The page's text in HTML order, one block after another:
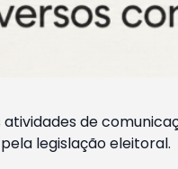
atividades de
legislação eleitoral.